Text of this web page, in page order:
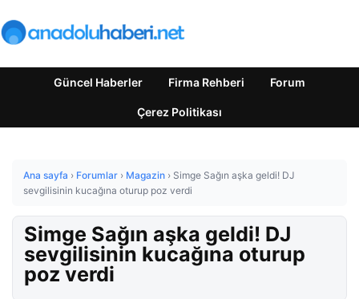
Güncel Haberler Firma Rehberi Forum
Çerez Politikası
Ana sayfa › Forumlar › Magazin › Simge Sağın aşka geldi! DJ
sevgilisinin kucağına oturup poz verdi
Simge Sağın aşka geldi! DJ
sevgilisinin kucağına oturup
poz verdi